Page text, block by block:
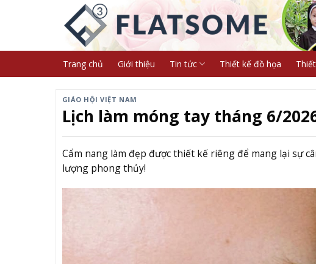
Trang chủ Giới thiệu Tin tức Thiết kế đồ họa
GIÁO HỘI VIỆT NAM
Lịch làm móng tay tháng 6/
Cẩm nang làm đẹp được thiết kế riêng để mang lại sự
lượng phong thủy!